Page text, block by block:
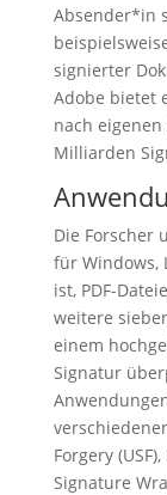
Absender*in
signierter
Adobe bietet
nach
Milliarden
Die Forscher
für Windows,
ist, PDF-
weitere
einem
Signatur
Forgery
Signature